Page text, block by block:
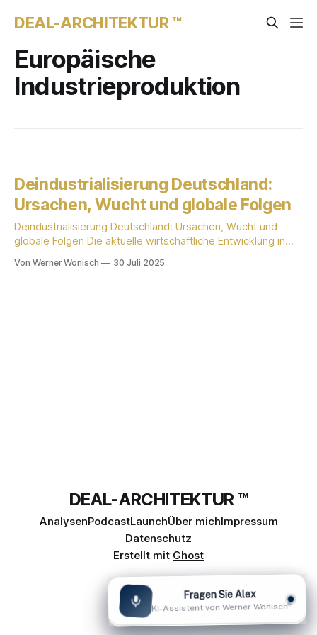
DEAL-ARCHITEKTUR ™
Europäische
Industrieproduktion
Deindustrialisierung Deutschland:
Ursachen, Wucht und globale Folgen
Deindustrialisierung Deutschland: Ursachen, Wucht und
globale Folgen Die aktuelle wirtschaftliche Entwicklung in
Industriestandortes auf. Insbesondere der Begriff der
Von Werner Wonisch 30 Juli 2025
DEAL-ARCHITEKTUR ™
AnalysenPodcastLaunchÜber michImpressum
Datenschutz
Erstellt mit Ghost